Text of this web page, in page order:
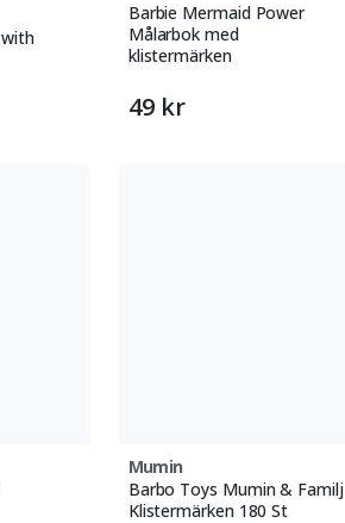
Barbie Mermaid Power
Målarbok med
klistermärken
49 kr
Mumin
Barbo Toys Mumin & Familj
Klistermärken 180 St